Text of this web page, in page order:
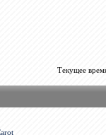
Текущее